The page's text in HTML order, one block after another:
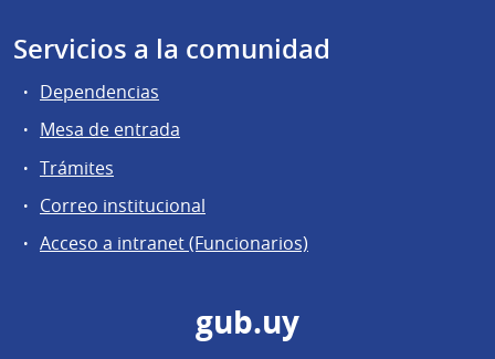
Servicios a la comunidad
Dependencias
Mesa de entrada
Trámites
Correo institucional
Acceso a intranet (Funcionarios)
gub.uy